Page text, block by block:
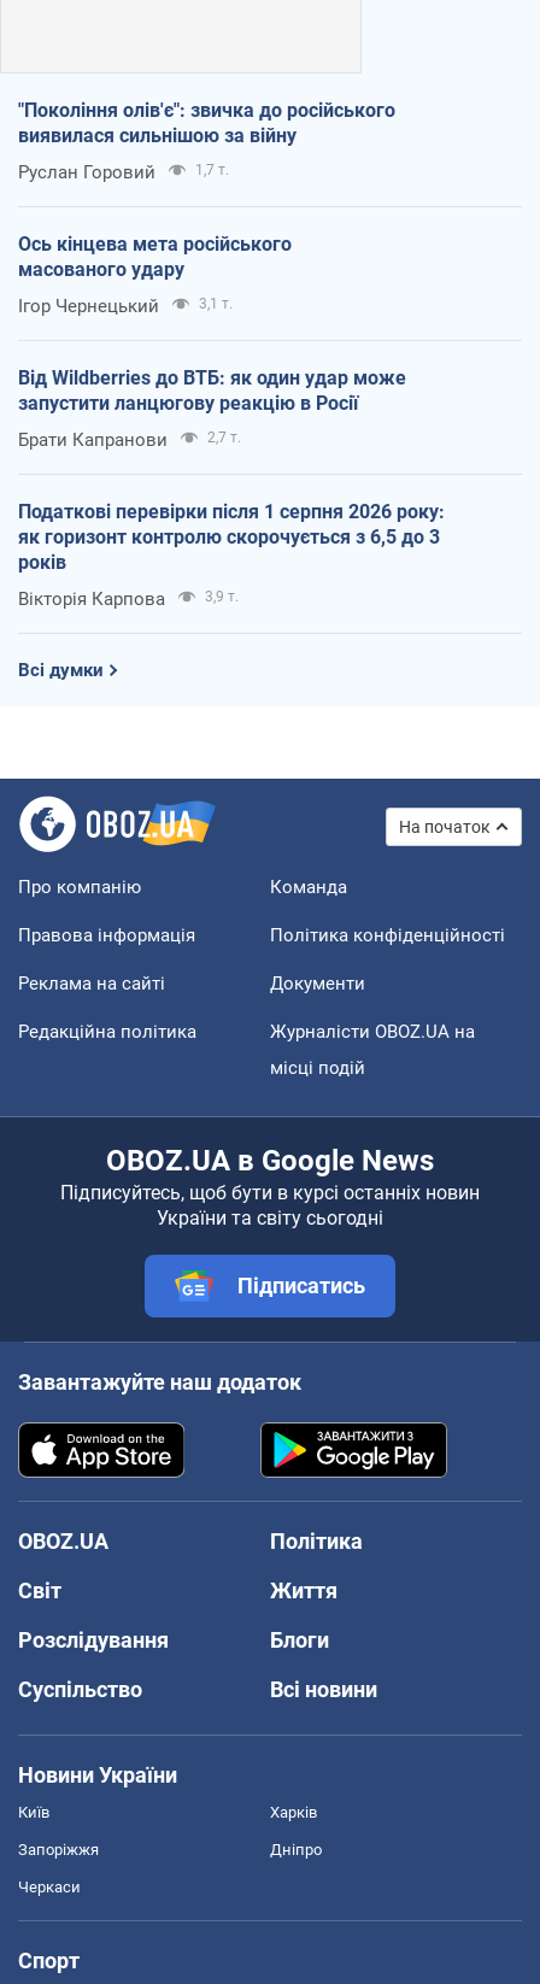
"Покоління олів'є": звичка до російського
виявилася сильнішою за війну
Руслан Горовий 1,7 т.
Ось кінцева мета російського
масованого удару
Ігор Чернецький 3,1 т.
Від Wildberries до ВТБ: як один удар може
запустити ланцюгову реакцію в Росії
Брати Капранови 2,7 т.
Податкові перевірки після 1 серпня 2026 року:
як горизонт контролю скорочується з 6,5 до 3
років
Вікторія Карпова 3,9 т.
Всі думки
На початок
Про компанію Команда
Правова інформація Політика конфіденційності
Реклама на сайті Документи
Редакційна політика
Журналісти OBOZ.UA на
місці подій
OBOZ.UA в Google News
Підписуйтесь, щоб бути в курсі останніх новин
України та світу сьогодні
Підписатись
Завантажуйте наш додаток
OBOZ.UA
Політика
Світ
Життя
Розслідування
Блоги
Суспільство
Всі новини
Новини України
Київ Харків
Запоріжжя Дніпро
Черкаси
Спорт